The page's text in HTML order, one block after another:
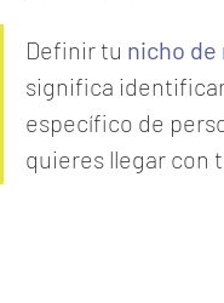
Definir tu nicho de
significa
específico de
quieres llegar con